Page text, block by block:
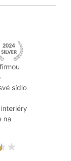
sídlo
na